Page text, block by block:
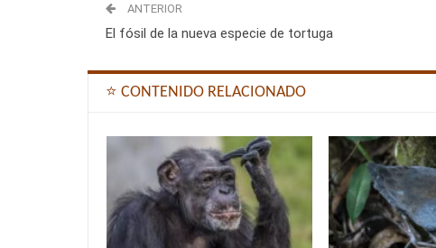
ANTERIOR
El fósil de la nueva especie de tortuga
⭐ CONTENIDO RELACIONADO